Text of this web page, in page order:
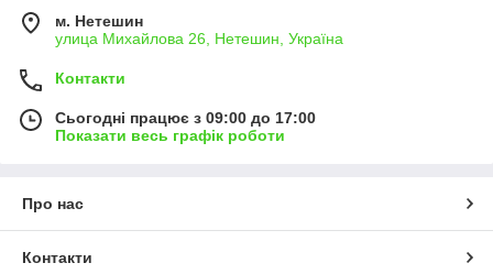
м. Нетешин
улица Михайлова 26, Нетешин, Україна
Контакти
Сьогодні працює з 09:00 до 17:00
Показати весь графік роботи
Про нас
Контакти